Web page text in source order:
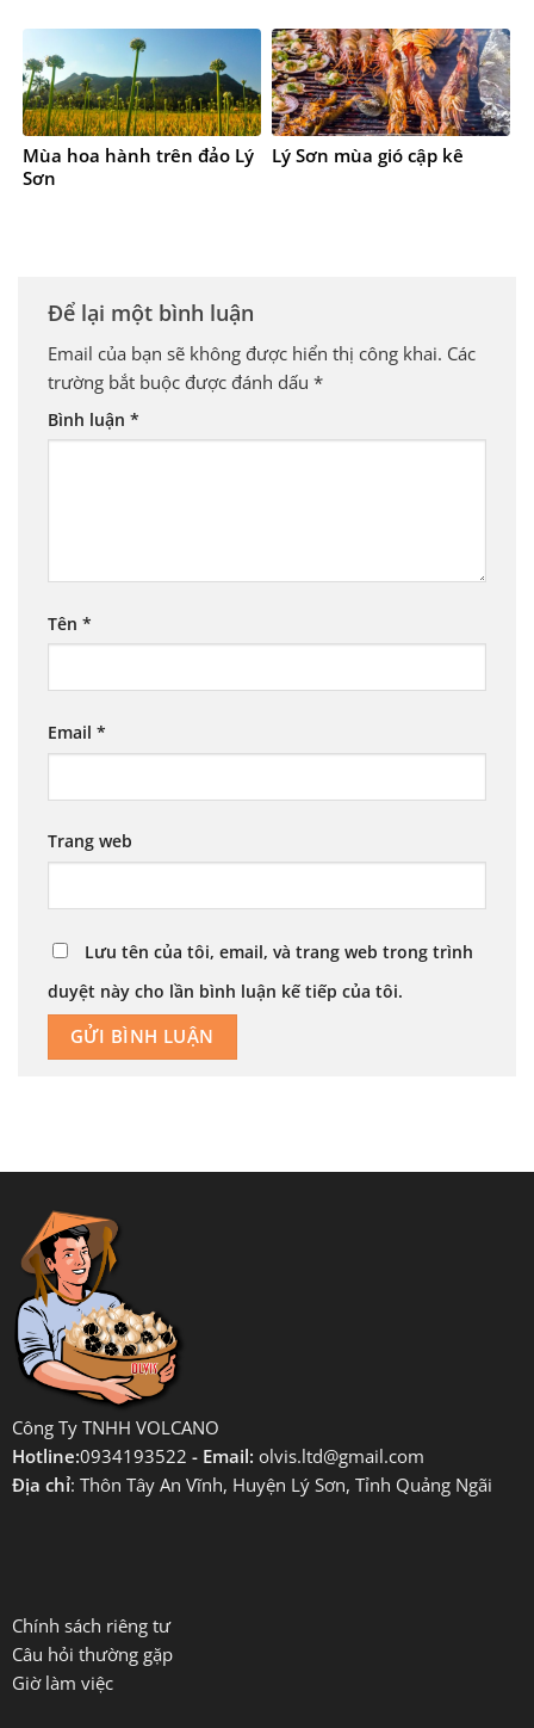
Mùa hoa hành trên đảo Lý
Sơn
Lý Sơn mùa gió cập kê
Để lại một bình luận
Email của bạn sẽ không được hiển thị công khai. Các
trường bắt buộc được đánh dấu *
Bình luận *
Tên *
Email *
Trang web
Lưu tên của tôi, email, và trang web trong trình
duyệt này cho lần bình luận kế tiếp của tôi.
Công Ty TNHH VOLCANO
Hotline:0934193522 - Email: olvis.ltd@gmail.com
Địa chỉ: Thôn Tây An Vĩnh, Huyện Lý Sơn, Tỉnh Quảng Ngãi
Chính sách riêng tư
Câu hỏi thường gặp
Giờ làm việc